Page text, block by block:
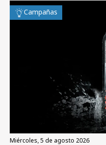
Campañas
miércoles, 5 de agosto 2026